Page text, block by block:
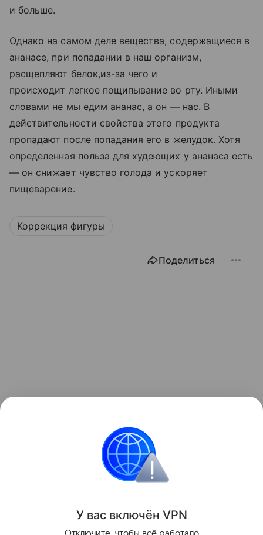
и больше.
Однако на самом деле вещества, содержащиеся в
ананасе, при попадании в наш организм,
расщепляют белок,из-за чего и
происходит легкое пощипывание во рту. Иными
словами не мы едим ананас, а он — нас. В
действительности свойства этого продукта
пропадают после попадания его в желудок. Хотя
определенная польза для худеющих у ананаса есть
— он снижает чувство голода и ускоряет
пищеварение.
Коррекция фигуры
Поделиться
У вас включён VPN